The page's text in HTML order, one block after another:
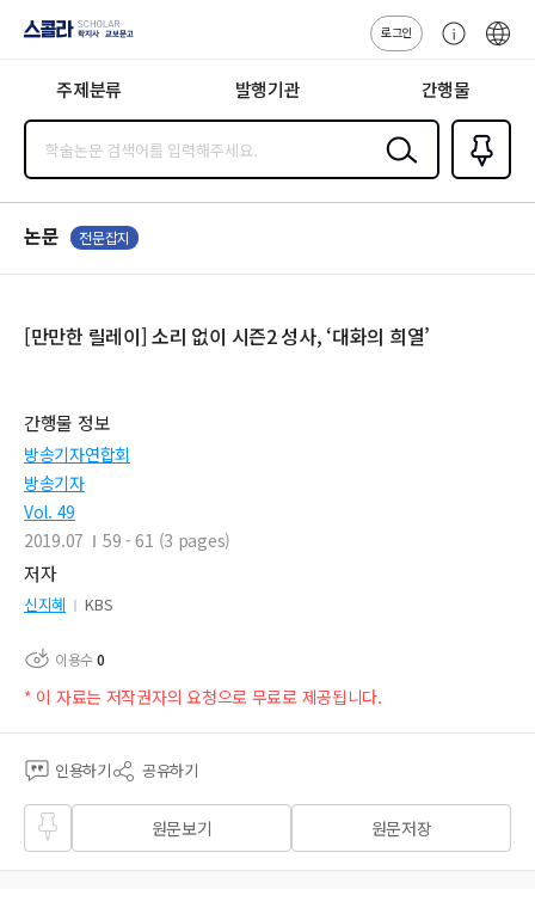
지사·교보문고
로그인
센
주제분류 발행기관 간행물
검색
즐겨찾
기0
논문 전문잡지
[만만한 릴레이] 소리 없이 시즌2 성사, ‘대화의 희열’
간행물 정보
방송기자연합회
방송기자
Vol. 49
2019.07
59 - 61 (3 pages)
저자
신지혜 KBS
이용수0
* 이 자료는 저작권자의 요청으로 무료로 제공됩니다.
인용하기 공유하기
즐겨
찾기
원문보기 원문저장